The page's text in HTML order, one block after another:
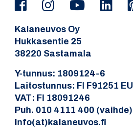
Kalaneuvos Oy
Hukkasentie 25
38220 Sastamala
Y-tunnus: 1809124-6
Laitostunnus: FI F91251 EU
VAT: FI 18091246
Puh. 010 4111 400 (vaihde)
info(at)kalaneuvos.fi